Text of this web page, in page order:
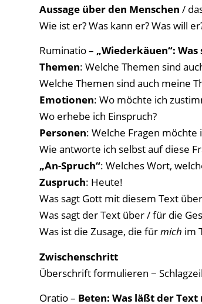
Aussage über den Menschen /
Wie ist er? Was kann er? Was will
Ruminatio – „Wiederkäuen“:
Themen: Welche Themen sind
Welche Themen sind auch meine
Emotionen: Wo möchte ich
Wo erhebe ich Einspruch?
Personen: Welche Fragen möchte
Wie antworte ich selbst auf diese
„An-Spruch“: Welches Wort,
Zuspruch: Heute!
Was sagt Gott mit diesem Text
Was sagt der Text über / für die
Was ist die Zusage, die fürmich im
Zwischenschritt
Überschrift formulieren −
Oratio – Beten: Was läßt der Text